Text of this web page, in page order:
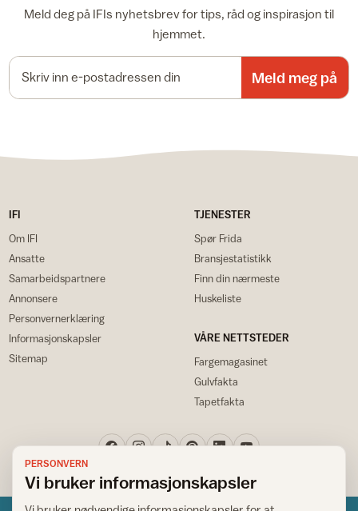
Meld deg på IFIs nyhetsbrev for tips, råd og inspirasjon til
hjemmet.
Meld meg på
IFI
Om IFI
Ansatte
Samarbeidspartnere
Annonsere
Personvernerklæring
Informasjonskapsler
Sitemap
TJENESTER
Spør Frida
Bransjestatistikk
Finn din nærmeste
Huskeliste
VÅRE NETTSTEDER
Fargemagasinet
Gulvfakta
Tapetfakta
PERSONVERN
Vi bruker informasjonskapsler